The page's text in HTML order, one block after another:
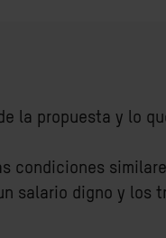
la propuesta y lo
condiciones
salario digno y los